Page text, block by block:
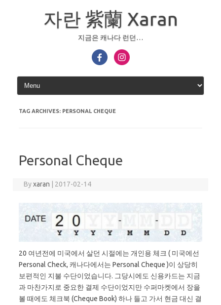
자란 紫蘭 Xaran
지금은 캐나다 런던…
TAG ARCHIVES: PERSONAL CHEQUE
Personal Cheque
Byxaran 2017-02-14
20 여년전에 미국에서 살던 시절에는 개인용 체크 ( 미국에선
Personal Check, 캐나다에서는 Personal Cheque )이 상당히
보편적인 지불 수단이었습니다. 그당시에도 신용카드는 지금
과 마찬가지로 중요한 결제 수단이었지만 수퍼마켓에서 장을
볼 때에도 체크북 (Cheque Book) 하나 들고 가서 현금 대신 결